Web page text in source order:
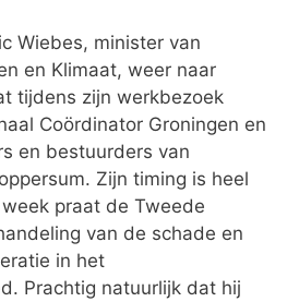
Wiebes, minister van
en Klimaat, weer naar
tijdens zijn werkbezoek
Coördinator Groningen en
en bestuurders van
Zijn timing is heel
praat de Tweede
van de schade en
in het
Prachtig natuurlijk dat hij